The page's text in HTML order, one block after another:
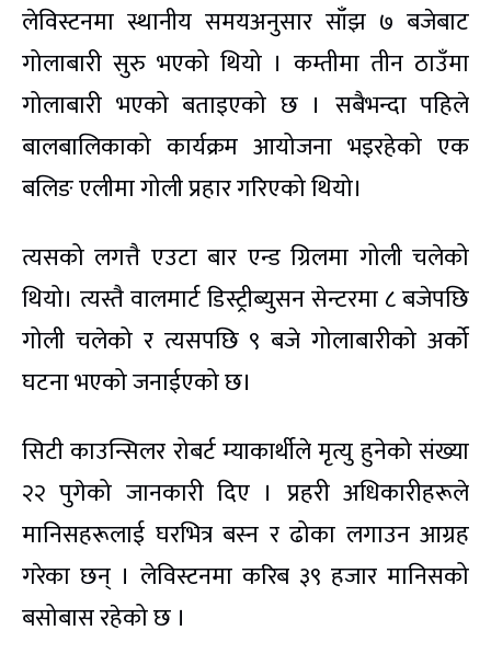
लेविस्टनमा स्थानीय समयअनुसार साँझ ७ बजेबाट
गोलाबारी सुरु भएको थियो । कम्तीमा तीन ठाउँमा
गोलाबारी भएको बताइएको छ । सबैभन्दा पहिले
बालबालिकाको कार्यक्रम आयोजना भइरहेको एक
बलिङ एलीमा गोली प्रहार गरिएको थियो।
त्यसको लगत्तै एउटा बार एन्ड ग्रिलमा गोली चलेको
थियो। त्यस्तै वालमार्ट डिस्ट्रीब्युसन सेन्टरमा ८ बजेपछि
गोली चलेको र त्यसपछि ९ बजे गोलाबारीको अर्को
घटना भएको जनाईएको छ।
सिटी काउन्सिलर रोबर्ट म्याकार्थीले मृत्यु हुनेको संख्या
२२ पुगेको जानकारी दिए । प्रहरी अधिकारीहरूले
मानिसहरूलाई घरभित्र बस्न र ढोका लगाउन आग्रह
गरेका छन् । लेविस्टनमा करिब ३९ हजार मानिसको
बसोबास रहेको छ ।